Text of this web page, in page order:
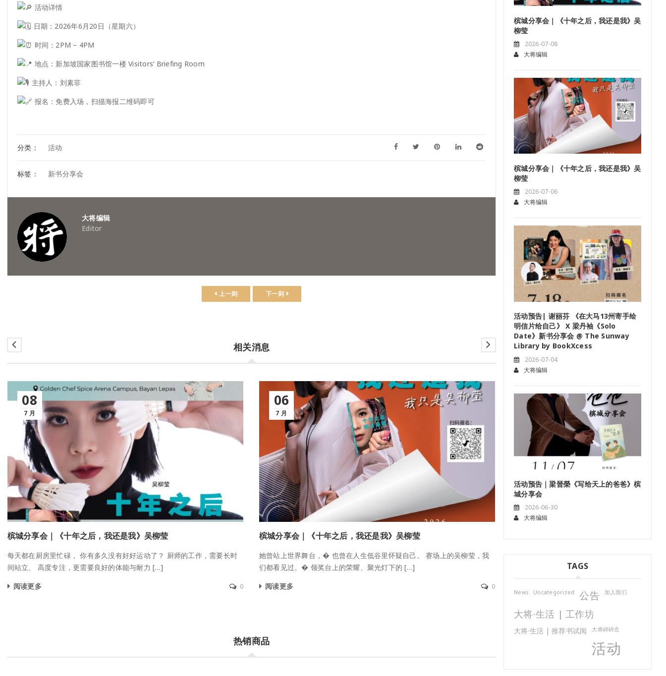
活动详情
日期：2026年6月20日（星期六）
时间：2PM – 4PM
地点：新加坡国家图书馆一楼 Visitors’ Briefing Room
主持人：刘素菲
报名：免费入场，扫描海报二维码即可
分类： 活动
标签： 新书分享会
大将编辑
Editor
上一则 下一则
相关消息
08
7 月
槟城分享会｜《十年之后，我还是我》吴柳莹
每天都在厨房里忙碌， 你有多久没有好好运动了？ 厨师的工作，需要长时
间站立、 高度专注，更需要良好的体能与耐力 […]
阅读更多
0
06
7 月
槟城分享会｜《十年之后，我还是我》吴柳莹
她曾站上世界舞台，� 也曾在人生低谷里怀疑自己。 赛场上的吴柳莹，我
们都看见过。� 领奖台上的荣耀、聚光灯下的 […]
阅读更多
0
04
7 月
位游走于远方， 用画笔将擦肩而过的人情风 […]
阅读更多
热销商品
槟城分享会｜《十年之后，我还是我》吴
柳莹
2026-07-08
大将编辑
槟城分享会｜《十年之后，我还是我》吴
柳莹
2026-07-06
大将编辑
活动预告| 谢丽芬 《在大马13州寄手绘
明信片给自己》 X 梁丹袖《Solo
Date》新书分享会 @ The Sunway
Library by BookXcess
2026-07-04
大将编辑
活动预告｜梁晉榮《写给天上的爸爸》槟
城分享会
2026-06-30
大将编辑
TAGS
News Uncategorized 公告 加入我们
大将·生活 | 工作坊
大将·生活 | 推荐书试阅 大将碎碎念
活动